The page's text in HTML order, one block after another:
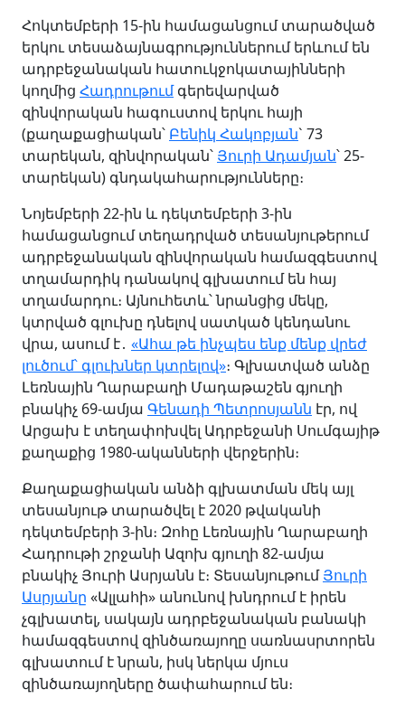
Հոկտեմբերի 15-ին համացանցում տարածված
երկու տեսաձայնագրություններում երևում են
ադրբեջանական հատուկջոկատայինների
կողմից Հադրութումգերեվարված
զինվորական հագուստով երկու հայի
(քաղաքացիական՝ Բենիկ Հակոբյան` 73
տարեկան, զինվորական՝ Յուրի Ադամյան՝ 25-
տարեկան) գնդակահարությունները։
Նոյեմբերի 22-ին և դեկտեմբերի 3-ին
համացանցում տեղադրված տեսանյութերում
ադրբեջանական զինվորական համազգեստով
տղամարդիկ դանակով գլխատում են հայ
տղամարդու։ Այնուհետև՝ նրանցից մեկը,
կտրված գլուխը դնելով սատկած կենդանու
վրա, ասում է․ «Ահա թե ինչպես ենք մենք վրեժ
լուծում՝ գլուխներ կտրելով»։ Գլխատված անձը
Լեռնային Ղարաբաղի Մադաթաշեն գյուղի
բնակիչ 69-ամյա Գենադի Պետրոսյանն էր, ով
Արցախ է տեղափոխվել Ադրբեջանի Սումգայիթ
քաղաքից 1980-ականների վերջերին։
Քաղաքացիական անձի գլխատման մեկ այլ
տեսանյութ տարածվել է 2020 թվականի
դեկտեմբերի 3-ին։ Զոհը Լեռնային Ղարաբաղի
Հադրութի շրջանի Ազոխ գյուղի 82-ամյա
բնակիչ Յուրի Ասրյանն է։ ՏեսանյութումՅուրի
Ասրյանը «Ալլահի» անունով խնդրում է իրեն
չգլխատել, սակայն ադրբեջանական բանակի
համազգեստով զինծառայողը սառնասրտորեն
գլխատում է նրան, իսկ ներկա մյուս
զինծառայողները ծափահարում են։